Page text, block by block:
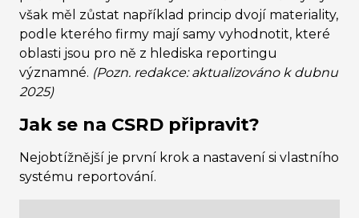
však měl zůstat například princip dvojí materiality,
podle kterého firmy mají samy vyhodnotit, které
oblasti jsou pro ně z hlediska reportingu
významné. (Pozn. redakce: aktualizováno k dubnu
2025)
Jak se na CSRD připravit?
Nejobtížnější je první krok a nastavení si vlastního
systému reportování.